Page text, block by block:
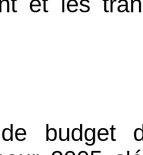
budget